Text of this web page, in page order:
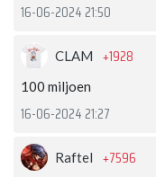
16-06-2024 21:50
CLAM +1928
100 miljoen
16-06-2024 21:27
Raftel +7596